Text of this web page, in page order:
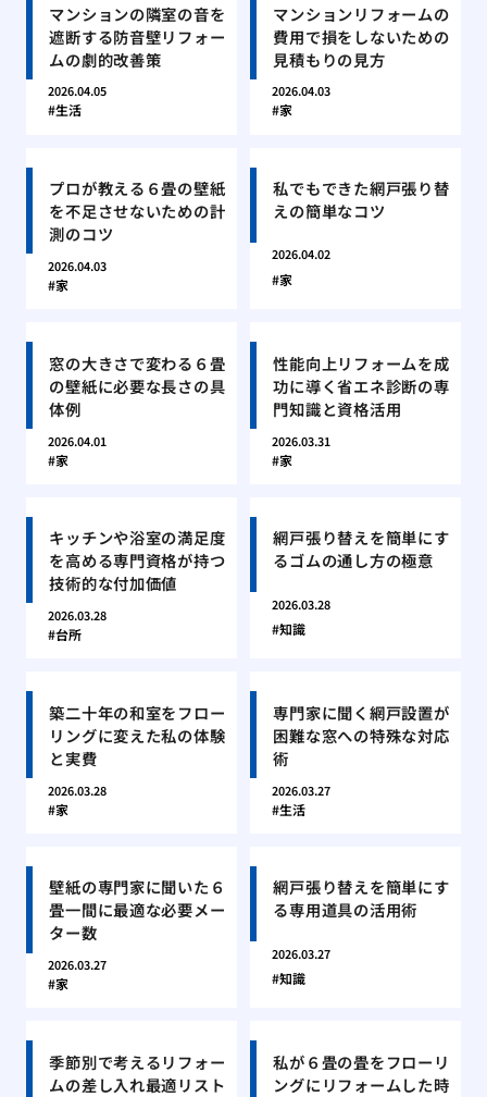
マンションの隣室の音を
遮断する防音壁リフォー
ムの劇的改善策
2026.04.05
生活
マンションリフォームの
費用で損をしないための
見積もりの見方
2026.04.03
家
プロが教える６畳の壁紙
を不足させないための計
測のコツ
2026.04.03
家
私でもできた網戸張り替
えの簡単なコツ
2026.04.02
家
窓の大きさで変わる６畳
の壁紙に必要な長さの具
体例
2026.04.01
家
性能向上リフォームを成
功に導く省エネ診断の専
門知識と資格活用
2026.03.31
家
キッチンや浴室の満足度
を高める専門資格が持つ
技術的な付加価値
2026.03.28
台所
網戸張り替えを簡単にす
るゴムの通し方の極意
2026.03.28
知識
築二十年の和室をフロー
リングに変えた私の体験
と実費
2026.03.28
家
専門家に聞く網戸設置が
困難な窓への特殊な対応
術
2026.03.27
生活
壁紙の専門家に聞いた６
畳一間に最適な必要メー
ター数
2026.03.27
家
網戸張り替えを簡単にす
る専用道具の活用術
2026.03.27
知識
季節別で考えるリフォー
ムの差し入れ最適リスト
私が６畳の畳をフローリ
ングにリフォームした時